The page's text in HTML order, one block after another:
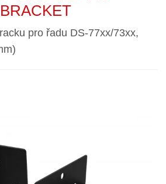
pro řadu DS-77xx/73xx,